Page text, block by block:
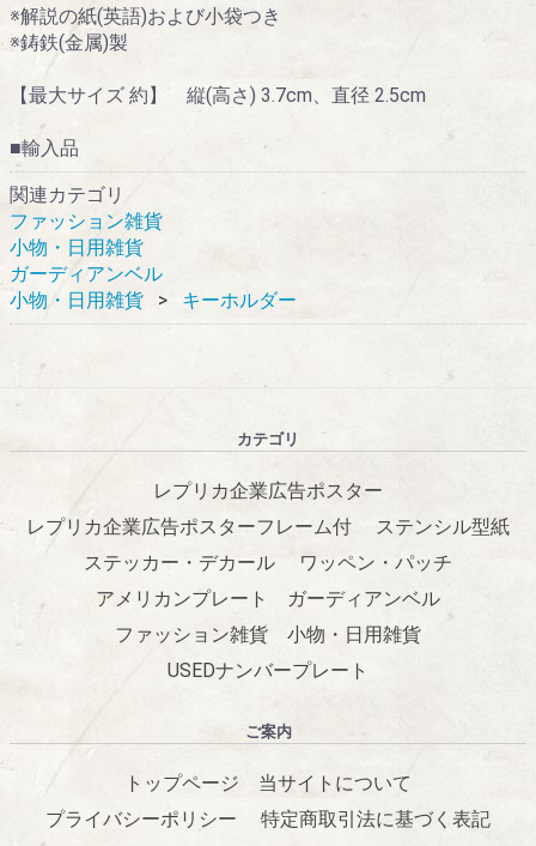
※解説の紙(英語)および小袋つき
※鋳鉄(金属)製
【最大サイズ 約】 縦(高さ) 3.7cm、直径 2.5cm
■輸入品
関連カテゴリ
ファッション雑貨
小物・日用雑貨
ガーディアンベル
小物・日用雑貨
キーホルダー
カテゴリ
レプリカ企業広告ポスター
レプリカ企業広告ポスターフレーム付
ステンシル型紙
ステッカー・デカール
ワッペン・パッチ
アメリカンプレート
ガーディアンベル
ファッション雑貨
小物・日用雑貨
USEDナンバープレート
ご案内
トップページ
当サイトについて
プライバシーポリシー
特定商取引法に基づく表記